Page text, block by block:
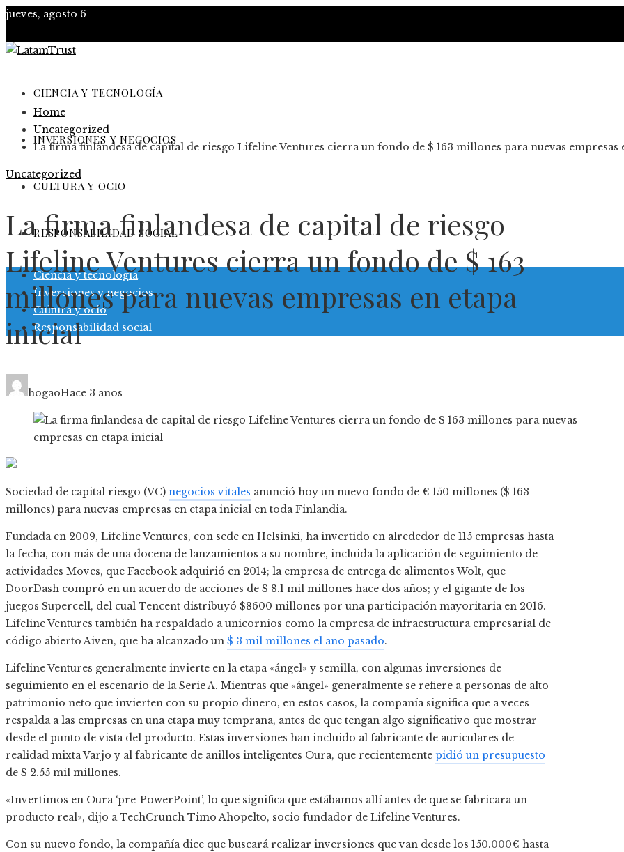
jueves, agosto 6
CIENCIA Y TECNOLOGÍA
INVERSIONES Y NEGOCIOS
CULTURA Y OCIO
RESPONSABILIDAD SOCIAL
Ciencia y tecnología
Inversiones y negocios
Cultura y ocio
Responsabilidad social
Home
Uncategorized
La firma finlandesa de capital de riesgo Lifeline Ventures cierra un fondo de $ 163 millones para nuevas empresas
Uncategorized
La firma finlandesa de capital de riesgo
Lifeline Ventures cierra un fondo de $ 163
millones para nuevas empresas en etapa
inicial
hogaoHace 3 años
Sociedad de capital riesgo (VC) negocios vitales anunció hoy un nuevo fondo de € 150 millones ($ 163
millones) para nuevas empresas en etapa inicial en toda Finlandia.
Fundada en 2009, Lifeline Ventures, con sede en Helsinki, ha invertido en alrededor de 115 empresas hasta
la fecha, con más de una docena de lanzamientos a su nombre, incluida la aplicación de seguimiento de
actividades Moves, que Facebook adquirió en 2014; la empresa de entrega de alimentos Wolt, que
DoorDash compró en un acuerdo de acciones de $ 8.1 mil millones hace dos años; y el gigante de los
juegos Supercell, del cual Tencent distribuyó $8600 millones por una participación mayoritaria en 2016.
Lifeline Ventures también ha respaldado a unicornios como la empresa de infraestructura empresarial de
código abierto Aiven, que ha alcanzado un $ 3 mil millones el año pasado.
Lifeline Ventures generalmente invierte en la etapa «ángel» y semilla, con algunas inversiones de
seguimiento en el escenario de la Serie A. Mientras que «ángel» generalmente se refiere a personas de alto
patrimonio neto que invierten con su propio dinero, en estos casos, la compañía significa que a veces
respalda a las empresas en una etapa muy temprana, antes de que tengan algo significativo que mostrar
desde el punto de vista del producto. Estas inversiones han incluido al fabricante de auriculares de
realidad mixta Varjo y al fabricante de anillos inteligentes Oura, que recientemente pidió un presupuesto
de $ 2.55 mil millones.
«Invertimos en Oura ‘pre-PowerPoint’, lo que significa que estábamos allí antes de que se fabricara un
producto real», dijo a TechCrunch Timo Ahopelto, socio fundador de Lifeline Ventures.
Con su nuevo fondo, la compañía dice que buscará realizar inversiones que van desde los 150.000€ hasta